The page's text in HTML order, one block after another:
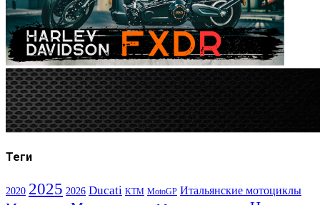
Теги
2020 2025 2026 Ducati KTM MotoGP Итальянские мотоциклы